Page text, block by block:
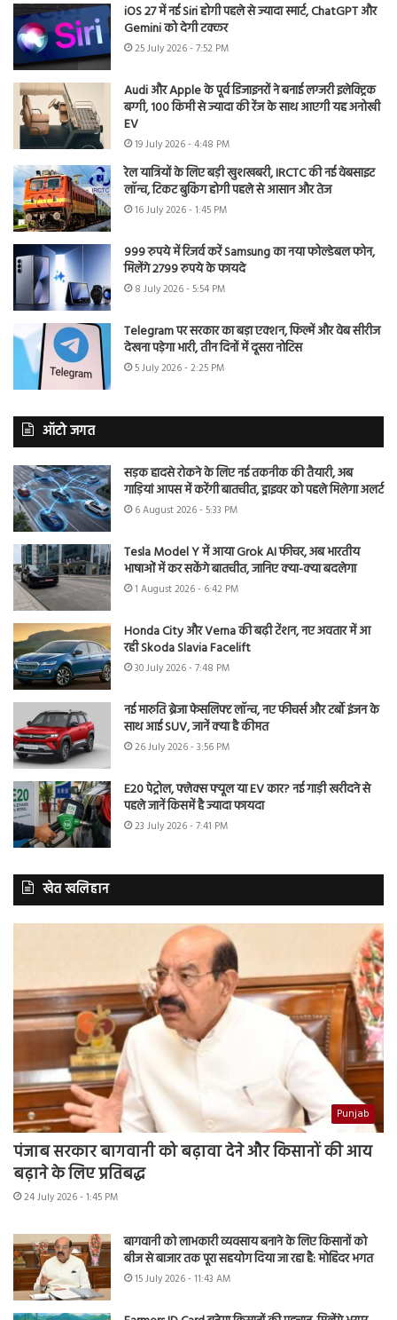
iOS 27 में नई Siri होगी पहले से ज्यादा स्मार्ट, ChatGPT और
Gemini को देगी टक्कर
25 July 2026 - 7:52 PM
Audi और Apple के पूर्व डिजाइनरों ने बनाई लग्जरी इलेक्ट्रिक
बग्गी, 100 किमी से ज्यादा की रेंज के साथ आएगी यह अनोखी
EV
19 July 2026 - 4:48 PM
रेल यात्रियों के लिए बड़ी खुशखबरी, IRCTC की नई वेबसाइट
लॉन्च, टिकट बुकिंग होगी पहले से आसान और तेज
16 July 2026 - 1:45 PM
999 रुपये में रिजर्व करें Samsung का नया फोल्डेबल फोन,
मिलेंगे 2799 रुपये के फायदे
8 July 2026 - 5:54 PM
Telegram पर सरकार का बड़ा एक्शन, फिल्में और वेब सीरीज
देखना पड़ेगा भारी, तीन दिनों में दूसरा नोटिस
5 July 2026 - 2:25 PM
ऑटो जगत
सड़क हादसे रोकने के लिए नई तकनीक की तैयारी, अब
गाड़ियां आपस में करेंगी बातचीत, ड्राइवर को पहले मिलेगा अलर्ट
6 August 2026 - 5:33 PM
Tesla Model Y में आया Grok AI फीचर, अब भारतीय
भाषाओं में कर सकेंगे बातचीत, जानिए क्या-क्या बदलेगा
1 August 2026 - 6:42 PM
Honda City और Verna की बढ़ी टेंशन, नए अवतार में आ
रही Skoda Slavia Facelift
30 July 2026 - 7:48 PM
नई मारुति ब्रेजा फेसलिफ्ट लॉन्च, नए फीचर्स और टर्बो इंजन के
साथ आई SUV, जानें क्या है कीमत
26 July 2026 - 3:56 PM
E20 पेट्रोल, फ्लेक्स फ्यूल या EV कार? नई गाड़ी खरीदने से
पहले जानें किसमें है ज्यादा फायदा
23 July 2026 - 7:41 PM
खेत खलिहान
Punjab
पंजाब सरकार बागवानी को बढ़ावा देने और किसानों की आय
बढ़ाने के लिए प्रतिबद्ध
24 July 2026 - 1:45 PM
बागवानी को लाभकारी व्यवसाय बनाने के लिए किसानों को
बीज से बाजार तक पूरा सहयोग दिया जा रहा है: मोहिंदर भगत
15 July 2026 - 11:43 AM